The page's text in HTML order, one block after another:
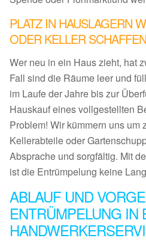
PLATZ IN HAUSLAGERN
ODER KELLER SCHAFFEN
Wer neu in ein Haus zieht, hat
Fall sind die Räume leer und
im Laufe der Jahre bis zur
Hauskauf eines vollgestellten
Problem! Wir kümmern uns um
Kellerabteile oder
Absprache und sorgfältig. Mit
ist die Entrümpelung keine
ABLAUF UND
ENTRÜMPELUNG IN